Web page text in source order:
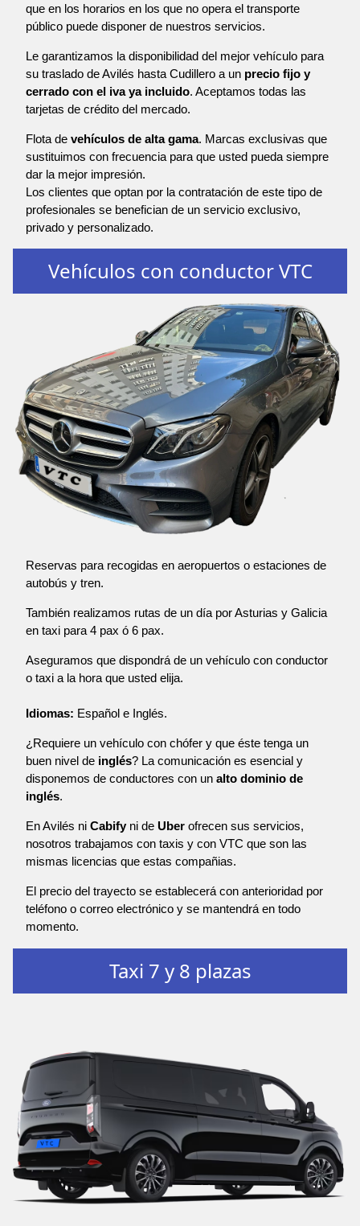
que en los horarios en los que no opera el transporte
público puede disponer de nuestros servicios.
Le garantizamos la disponibilidad del mejor vehículo para
su traslado de Avilés hasta Cudillero a un precio fijo y
cerrado con el iva ya incluido. Aceptamos todas las
tarjetas de crédito del mercado.
Flota de vehículos de alta gama. Marcas exclusivas que
sustituimos con frecuencia para que usted pueda siempre
dar la mejor impresión.
Los clientes que optan por la contratación de este tipo de
profesionales se benefician de un servicio exclusivo,
privado y personalizado.
Vehículos con conductor VTC
Reservas para recogidas en aeropuertos o estaciones de
autobús y tren.
También realizamos rutas de un día por Asturias y Galicia
en taxi para 4 pax ó 6 pax.
Aseguramos que dispondrá de un vehículo con conductor
o taxi a la hora que usted elija.
Idiomas: Español e Inglés.
¿Requiere un vehículo con chófer y que éste tenga un
buen nivel de inglés? La comunicación es esencial y
disponemos de conductores con un alto dominio de
inglés.
En Avilés ni Cabify ni de Uber ofrecen sus servicios,
nosotros trabajamos con taxis y con VTC que son las
mismas licencias que estas compañias.
El precio del trayecto se establecerá con anterioridad por
teléfono o correo electrónico y se mantendrá en todo
momento.
Taxi 7 y 8 plazas